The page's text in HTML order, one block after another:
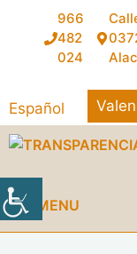
contingut
966
482
024
Español
MENU